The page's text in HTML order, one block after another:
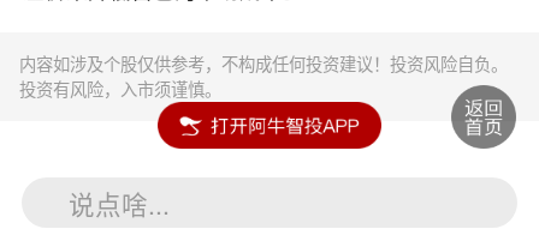
内容如涉及个股仅供参考，不构成任何投资建议！投资风险自负。
投资有风险，入市须谨慎。
说点啥...